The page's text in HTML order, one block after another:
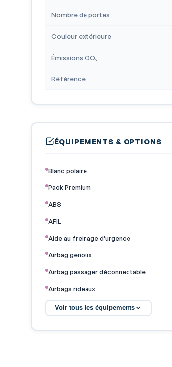
Nombre de portes
Couleur extérieure
Émissions CO₂
Référence
ÉQUIPEMENTS & OPTIONS
Blanc polaire
Pack Premium
ABS
AFIL
Aide au freinage d'urgence
Airbag genoux
Airbag passager déconnectable
Airbags rideaux
Antipatinage
Voir tous les équipements